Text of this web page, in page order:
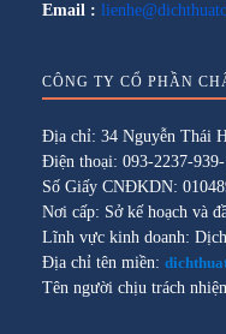
Email :
CÔNG TY CỔ PHẦN
Địa chỉ: 34 Nguyễn Thái
Điện thoại: 093-2237-
Số Giấy CNĐKDN:
Nơi cấp: Sở kế hoạch và
Lĩnh vực kinh doanh:
Địa chỉ tên miền:
Tên người chịu trách